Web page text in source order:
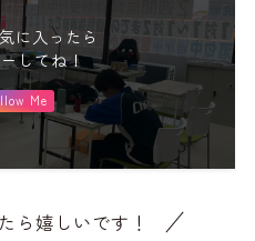
に入ったら
してね！
Me
ら嬉しいです！